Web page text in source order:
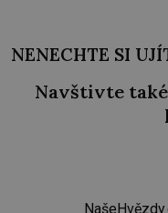
NENECHTE SI
Navštivte